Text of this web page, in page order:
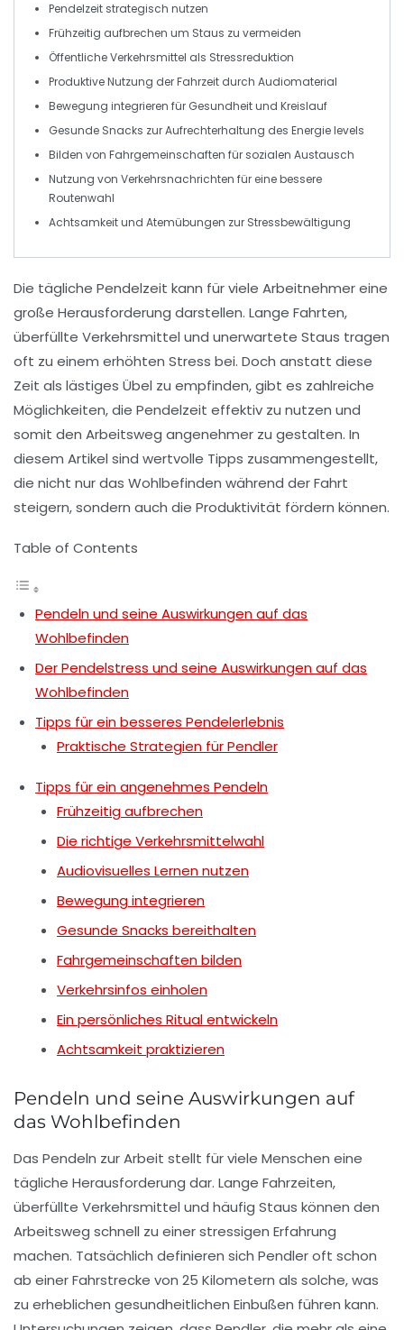
Pendelzeit strategisch nutzen
Frühzeitig aufbrechen um Staus zu vermeiden
Öffentliche Verkehrsmittel als Stressreduktion
Produktive Nutzung derFahrzeit durch Audiomaterial
Bewegung integrieren für Gesundheitund Kreislauf
Gesunde Snacks zur Aufrechterhaltung des Energie levels
Bilden von Fahrgemeinschaften für sozialen Austausch
Nutzung von Verkehrsnachrichten für eine bessere
Routenwahl
Achtsamkeit und Atemübungen zur Stressbewältigung
Die tägliche Pendelzeit kann für viele Arbeitnehmer eine
große Herausforderung darstellen. Lange Fahrten,
überfüllte Verkehrsmittel und unerwartete Staus tragen
oft zu einem erhöhten Stress bei. Doch anstatt diese
Zeit als lästiges Übel zu empfinden, gibt es zahlreiche
Möglichkeiten, die Pendelzeit effektiv zu nutzen und
somit den Arbeitsweg angenehmer zu gestalten. In
diesem Artikel sind wertvolle Tipps zusammengestellt,
die nicht nur das Wohlbefinden während der Fahrt
steigern, sondern auch die Produktivität fördern können.
Table of Contents
Pendeln und seine Auswirkungen auf das
Wohlbefinden
Der Pendelstress und seine Auswirkungen auf das
Wohlbefinden
Tipps für ein besseres Pendelerlebnis
Praktische Strategien für Pendler
Tipps für ein angenehmes Pendeln
Frühzeitig aufbrechen
Die richtige Verkehrsmittelwahl
Audiovisuelles Lernen nutzen
Bewegung integrieren
Gesunde Snacks bereithalten
Fahrgemeinschaften bilden
Verkehrsinfos einholen
Ein persönliches Ritual entwickeln
Achtsamkeit praktizieren
Pendeln und seine Auswirkungen auf
das Wohlbefinden
Das Pendeln zur Arbeit stellt für viele Menschen eine
tägliche Herausforderung dar. Lange Fahrzeiten,
überfüllte Verkehrsmittel und häufig Staus können den
Arbeitsweg schnell zu einer stressigen Erfahrung
machen. Tatsächlich definieren sich Pendler oft schon
ab einerFahrstrecke von 25 Kilometern als solche, was
zu erheblichen gesundheitlichen Einbußen führen kann.